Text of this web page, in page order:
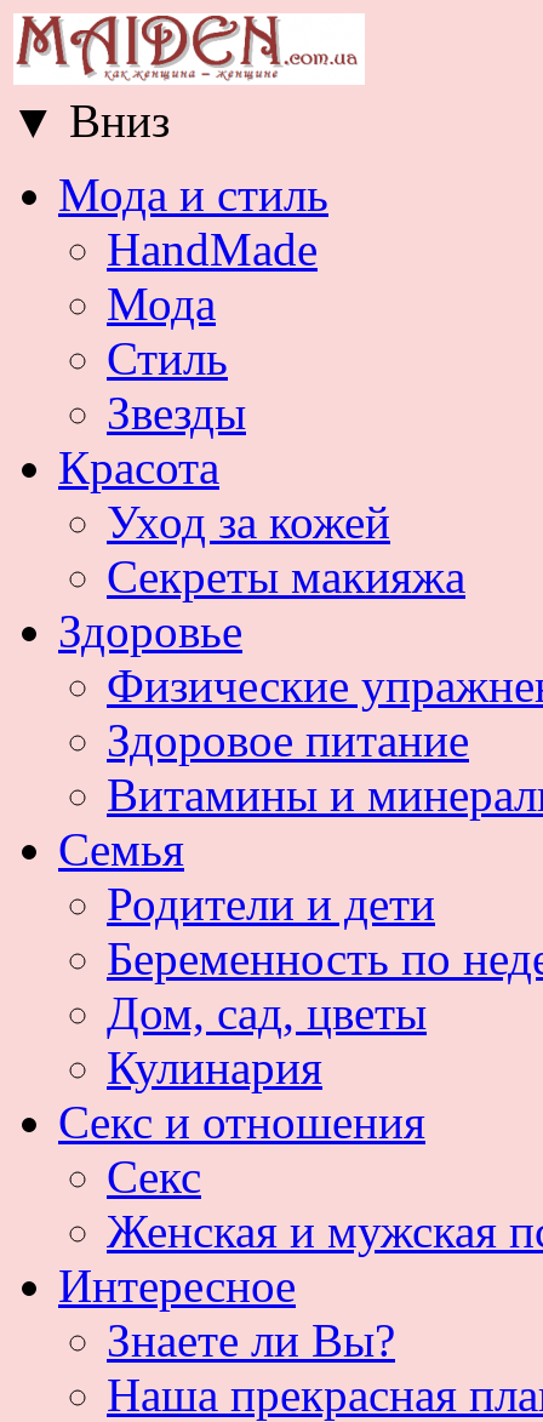
▼ Вниз
Мода и стиль
HandMade
Мода
Стиль
Звезды
Красота
Уход за кожей
Секреты макияжа
Здоровье
Физические
Здоровое питание
Витамины и
Семья
Родители и дети
Беременность по
Дом, сад, цветы
Кулинария
Секс и отношения
Секс
Женская и мужская
Интересное
Знаете ли Вы?
Наша прекрасная